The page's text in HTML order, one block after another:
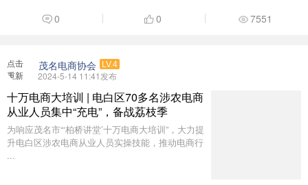
0
0 7551
点击
重新
茂名电商协会 LV.4
2024-5-14 11:41发布
十万电商大培训 | 电白区70多名涉农电商
从业人员集中“充电”，备战荔枝季
为响应茂名市“‘柏桥讲堂’十万电商大培训”，大力提
升电白区涉农电商从业人员实操技能，推动电商行
...